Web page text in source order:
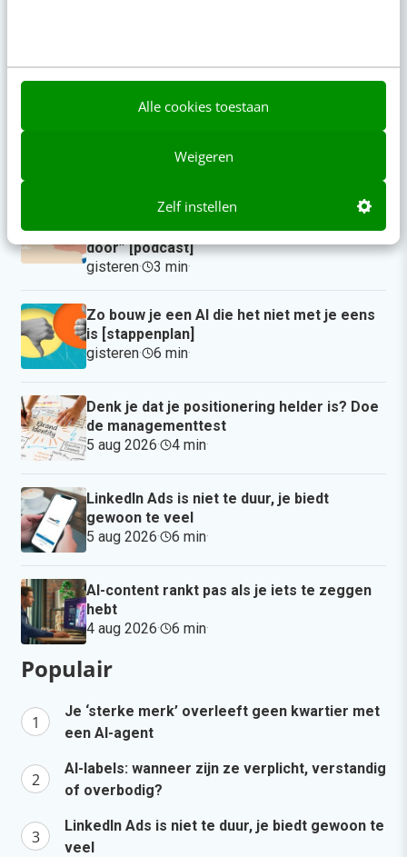
Alle cookies toestaan
Weigeren
Zelf instellen
kennis?
“Bedrijven die stevig staan in hun waarden
komen deze geopolitieke storm het beste
door” [podcast]
gisteren· 3 min·
Zo bouw je een AI die het niet met je eens
is [stappenplan]
gisteren· 6 min·
Denk je dat je positionering helder is? Doe
de managementtest
5 aug 2026· 4 min·
LinkedIn Ads is niet te duur, je biedt
gewoon te veel
5 aug 2026· 6 min·
AI-content rankt pas als je iets te zeggen
hebt
4 aug 2026· 6 min·
Populair
Je ‘sterke merk’ overleeft geen kwartier met
een AI-agent
AI-labels: wanneer zijn ze verplicht, verstandig
of overbodig?
LinkedIn Ads is niet te duur, je biedt gewoon te
veel